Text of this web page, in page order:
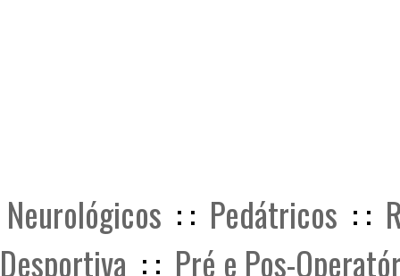
Neurológicos : : Pedátricos : :
Desportiva : : Pré e Pos-